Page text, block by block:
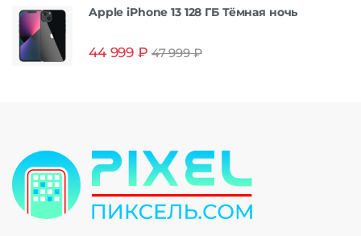
Apple iPhone 13 128 ГБ Тёмная ночь
44 999 ₽ 47 999₽